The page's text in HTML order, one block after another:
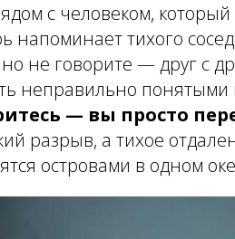
с человеком,
напоминает тихого
не говорите — друг с
неправильно
— вы просто
разрыв, а тихое
островами в одном